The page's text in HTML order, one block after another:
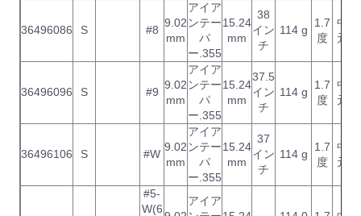
36496086 S #8
9.02
mm
アイア
ンテー
パ
ー.355
15.24
mm
38
イン
チ
114 g
1.7
度
中
元
36496096 S #9
9.02
mm
アイア
ンテー
パ
ー.355
15.24
mm
37.5
イン
チ
114 g
1.7
度
中
元
36496106 S #W
9.02
mm
アイア
ンテー
パ
ー.355
15.24
mm
37
イン
チ
114 g
1.7
度
中
元
#5-
W(6
アイア